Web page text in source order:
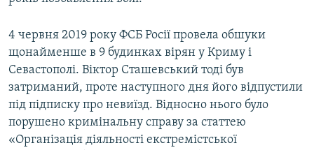
4 червня 2019 року ФСБ Росії провела обшуки
щонайменше в 9 будинках вірян у Криму і
Севастополі. Віктор Сташевський тоді був
затриманий, проте наступного дня його відпустили
під підписку про невиїзд. Відносно нього було
порушено кримінальну справу за статтею
«Організація діяльності екстремістської